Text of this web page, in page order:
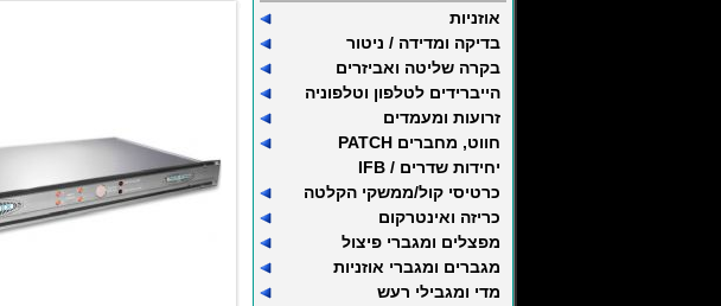
אוזניות
בדיקה ומדידה / ניטור
בקרה שליטה ואביזרים
הייברידים לטלפון וטלפוניה
זרועות ומעמדים
חווט, מחברים PATCH
יחידות שדרים / IFB
כרטיסי קול/ממשקי הקלטה
כריזה ואינטרקום
מפצלים ומגברי פיצול
מגברים ומגברי אוזניות
מדי ומגבילי רעש